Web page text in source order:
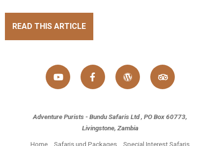
READ THIS ARTICLE
Adventure Purists - Bundu Safaris Ltd , PO Box 60773,
Livingstone, Zambia
Home Safaris und Packages Special Interest Safaris